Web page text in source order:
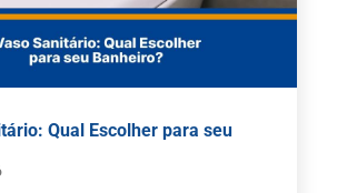
Qual Escolher para seu